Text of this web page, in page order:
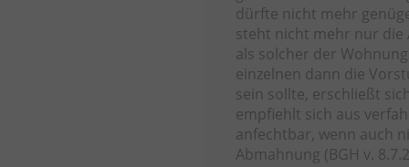
dürfte nicht mehr
steht nicht mehr nur die
als solcher der
einzelnen dann die
sein sollte, erschließt
empfiehlt sich aus
anfechtbar, wenn auch
Abmahnung (BGH v.